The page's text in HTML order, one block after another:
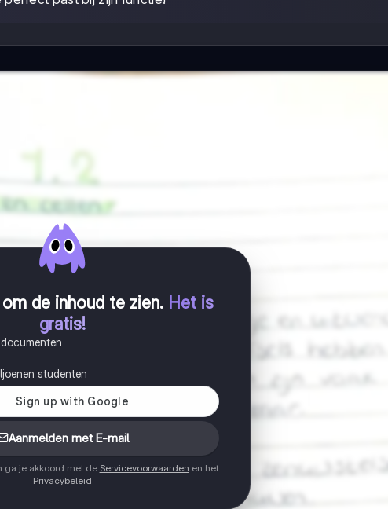
de inhoud te zien. Het is
gratis!
studenten
Aanmelden met E-mail
ga je akkoord met de Servicevoorwaarden en het
Privacybeleid